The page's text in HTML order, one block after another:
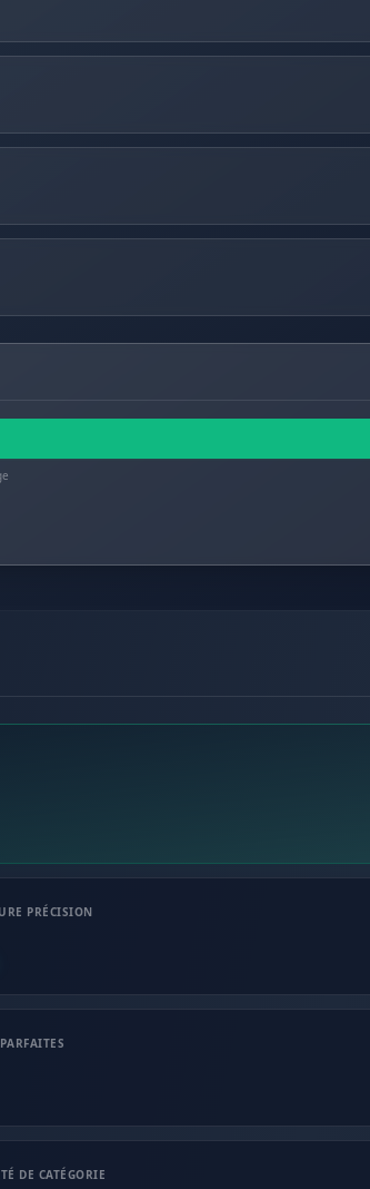
PRÉCISION
DE CATÉGORIE